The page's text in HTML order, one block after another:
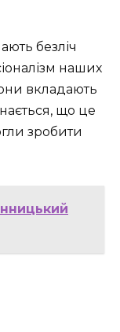
безліч
наших
вкладають
що це
зробити